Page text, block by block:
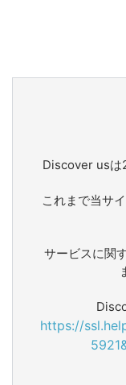
Discover usは
これまで当サ
サービスに関
https://